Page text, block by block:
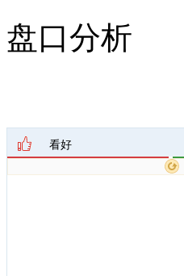
盘口分析
看好